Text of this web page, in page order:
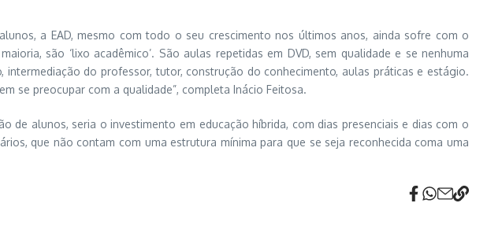
a EAD, mesmo com todo o seu crescimento nos últimos anos, ainda sofre com o
são ‘lixo acadêmico’. São aulas repetidas em DVD, sem qualidade e se nenhuma
do professor, tutor, construção do conhecimento, aulas práticas e estágio.
se preocupar com a qualidade”, completa Inácio Feitosa.
alunos, seria o investimento em educação híbrida, com dias presenciais e dias com o
que não contam com uma estrutura mínima para que se seja reconhecida coma uma